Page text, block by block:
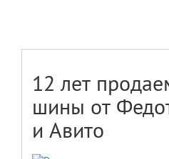
12 лет
шины от
и Авито